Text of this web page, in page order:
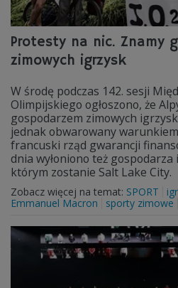
Protesty na nic. Znamy
zimowych igrzysk
W środę podczas 142. sesji
Olimpijskiego ogłoszono, że
gospodarzem zimowych
jednak obwarowany
francuski rząd gwarancji
dnia wyłoniono też
którym zostanie Salt Lake City.
Zobacz więcej na temat: SPORT
Emmanuel Macron
sporty zimowe